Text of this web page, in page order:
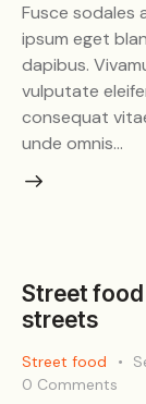
Fusce sodales
ipsum eget
dapibus.
vulputate
consequat
unde omnis…
Street
streets
Street food
0 Comments